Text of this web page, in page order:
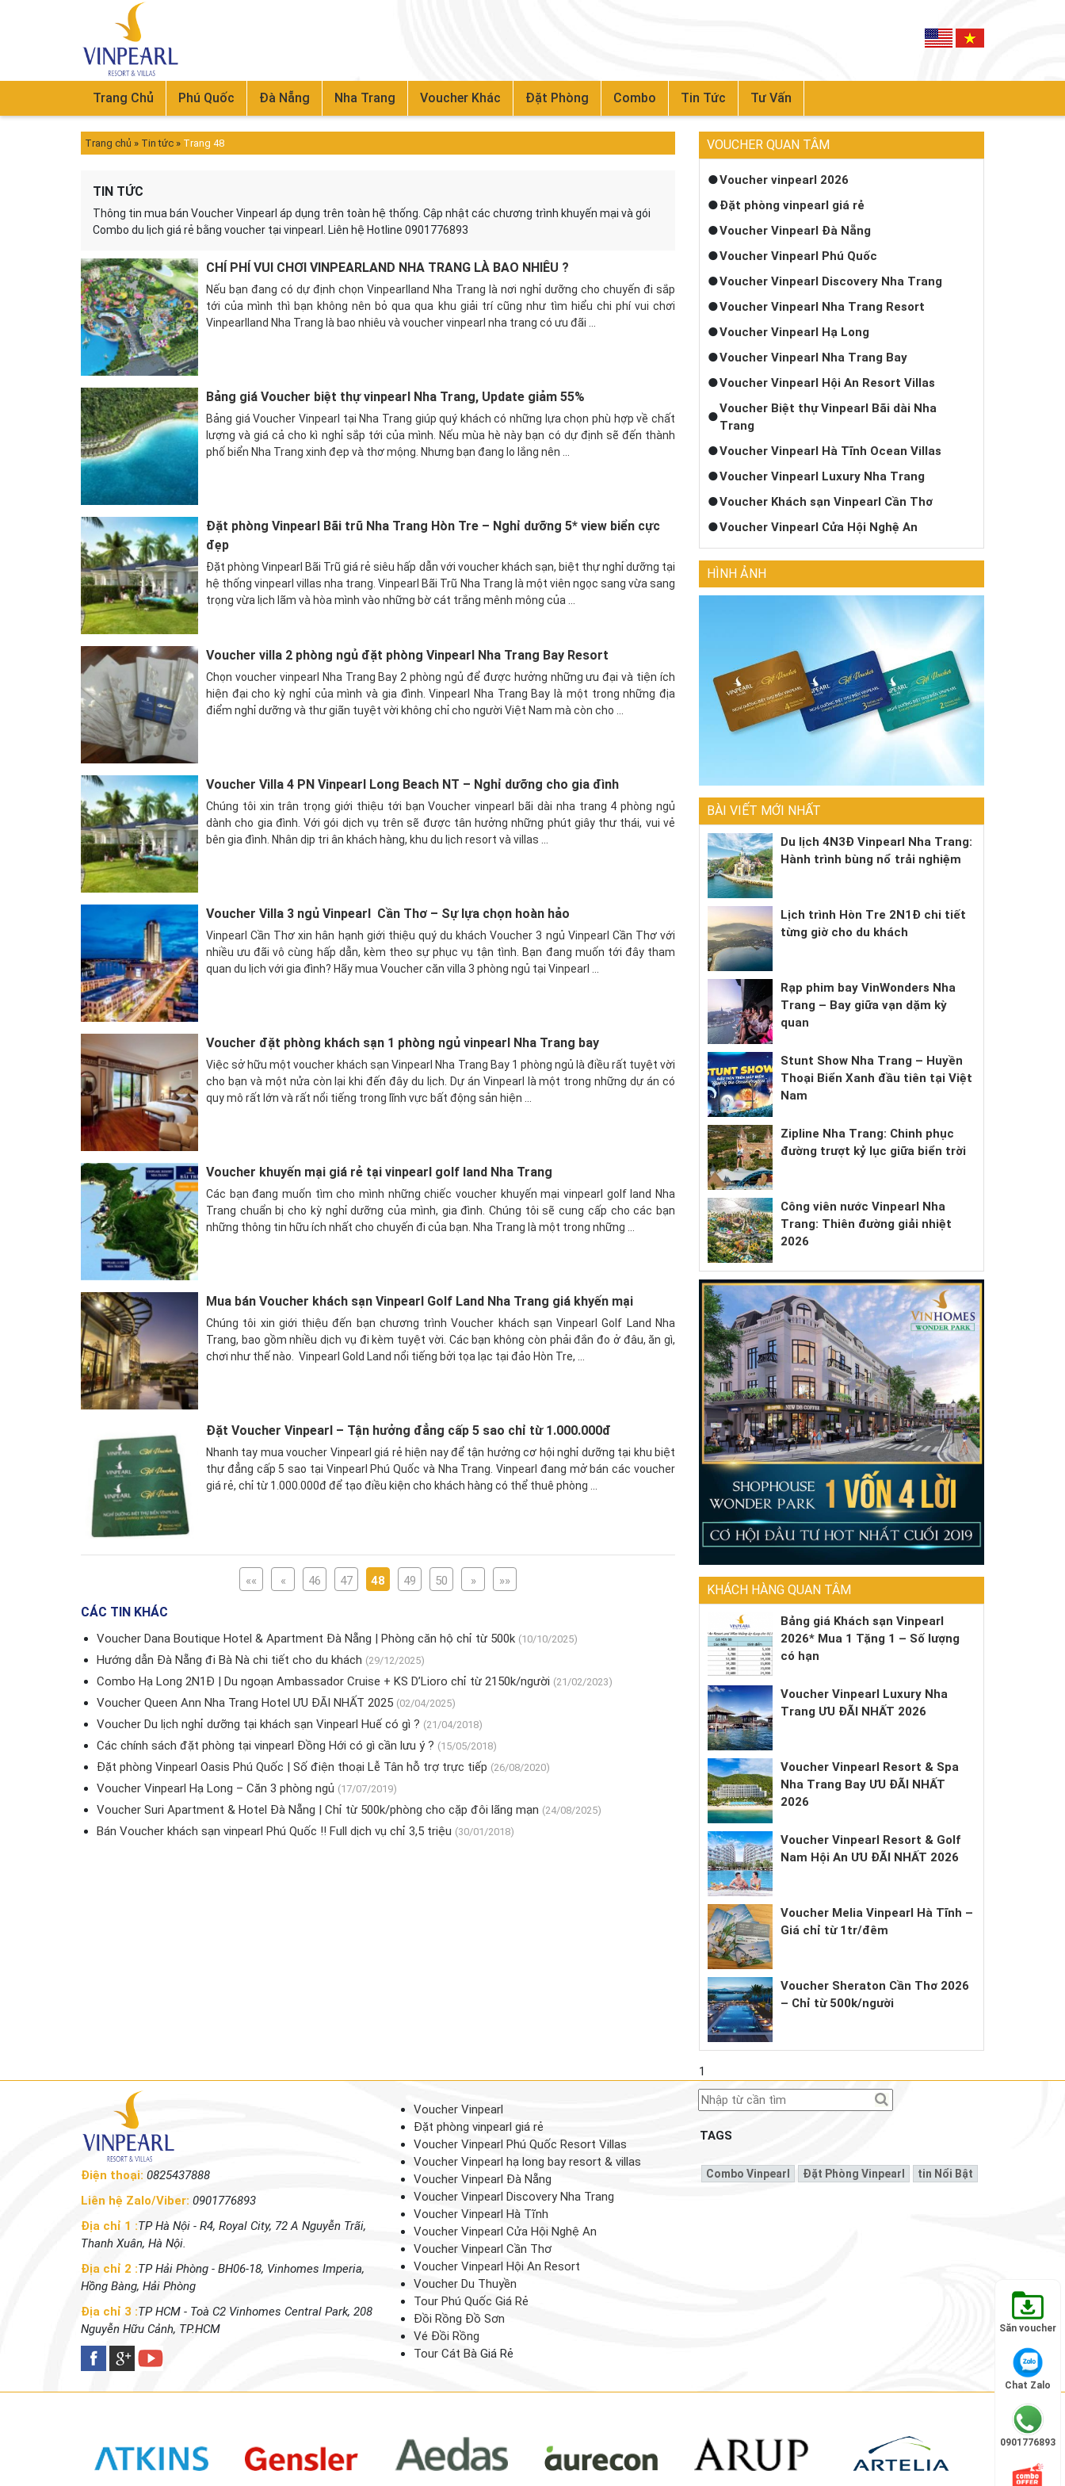
Trang Chủ Phú Quốc Đà Nẵng Nha Trang Voucher Khác Đặt Phòng Combo Tin Tức Tư Vấn
Trang chủ » Tin tức » Trang 48
TIN TỨC
Thông tin mua bán Voucher Vinpearl áp dụng trên toàn hệ thống. Cập nhật các chương trình khuyến mại và gói
Combo du lịch giá rẻ bằng voucher tại vinpearl. Liên hệ Hotline 0901776893
CHÍ PHÍ VUI CHƠI VINPEARLAND NHA TRANG LÀ BAO NHIÊU ?
Nếu bạn đang có dự định chọn Vinpearlland Nha Trang là nơi nghỉ dưỡng cho chuyến đi sắp
tới của mình thì bạn không nên bỏ qua qua khu giải trí cũng như tìm hiểu chi phí vui chơi
Vinpearlland Nha Trang là bao nhiêu và voucher vinpearl nha trang có ưu đãi ...
Bảng giá Voucher biệt thự vinpearl Nha Trang, Update giảm 55%
Bảng giá Voucher Vinpearl tại Nha Trang giúp quý khách có những lựa chọn phù hợp về chất
lượng và giá cả cho kì nghỉ sắp tới của mình. Nếu mùa hè này bạn có dự định sẽ đến thành
phố biển Nha Trang xinh đẹp và thơ mộng. Nhưng bạn đang lo lắng nên ...
Đặt phòng Vinpearl Bãi trũ Nha Trang Hòn Tre – Nghỉ dưỡng 5* view biển cực
đẹp
Đặt phòng Vinpearl Bãi Trũ giá rẻ siêu hấp dẫn với voucher khách sạn, biệt thự nghỉ dưỡng tại
hệ thống vinpearl villas nha trang. Vinpearl Bãi Trũ Nha Trang là một viên ngọc sang vừa sang
trọng vừa lịch lãm và hòa mình vào những bờ cát trắng mênh mông của ...
Voucher villa 2 phòng ngủ đặt phòng Vinpearl Nha Trang Bay Resort
Chọn voucher vinpearl Nha Trang Bay 2 phòng ngủ để được hưởng những ưu đại và tiện ích
hiện đại cho kỳ nghỉ của mình và gia đình. Vinpearl Nha Trang Bay là một trong những địa
điểm nghỉ dưỡng và thư giãn tuyệt vời không chỉ cho người Việt Nam mà còn cho ...
Voucher Villa 4 PN Vinpearl Long Beach NT – Nghỉ dưỡng cho gia đình
Chúng tôi xin trân trọng giới thiệu tới bạn Voucher vinpearl bãi dài nha trang 4 phòng ngủ
dành cho gia đình. Với gói dịch vụ trên sẽ được tân hưởng những phút giây thư thái, vui vẻ
bên gia đình. Nhân dịp tri ân khách hàng, khu du lịch resort và villas ...
Voucher Villa 3 ngủ Vinpearl Cần Thơ – Sự lựa chọn hoàn hảo
Vinpearl Cần Thơ xin hân hạnh giới thiệu quý du khách Voucher 3 ngủ Vinpearl Cần Thơ với
nhiều ưu đãi vô cùng hấp dẫn, kèm theo sự phục vụ tận tình. Bạn đang muốn tới đây tham
quan du lịch với gia đình? Hãy mua Voucher căn villa 3 phòng ngủ tại Vinpearl ...
Voucher đặt phòng khách sạn 1 phòng ngủ vinpearl Nha Trang bay
Việc sở hữu một voucher khách sạn Vinpearl Nha Trang Bay 1 phòng ngủ là điều rất tuyệt vời
cho bạn và một nửa còn lại khi đến đây du lịch. Dự án Vinpearl là một trong những dự án có
quy mô rất lớn và rất nổi tiếng trong lĩnh vực bất động sản hiện ...
Voucher khuyến mại giá rẻ tại vinpearl golf land Nha Trang
Các bạn đang muốn tìm cho mình những chiếc voucher khuyến mại vinpearl golf land Nha
Trang chuẩn bị cho kỳ nghỉ dưỡng của mình, gia đình. Chúng tôi sẽ cung cấp cho các bạn
những thông tin hữu ích nhất cho chuyến đi của bạn. Nha Trang là một trong những ...
Mua bán Voucher khách sạn Vinpearl Golf Land Nha Trang giá khyến mại
Chúng tôi xin giới thiệu đến bạn chương trình Voucher khách sạn Vinpearl Golf Land Nha
Trang, bao gồm nhiều dịch vụ đi kèm tuyệt vời. Các bạn không còn phải đắn đo ở đâu, ăn gì,
chơi như thế nào. Vinpearl Gold Land nổi tiếng bởi tọa lạc tại đảo Hòn Tre, ...
Đặt Voucher Vinpearl – Tận hưởng đẳng cấp 5 sao chỉ từ 1.000.000đ
Nhanh tay mua voucher Vinpearl giá rẻ hiện nay để tận hưởng cơ hội nghỉ dưỡng tại khu biệt
thự đẳng cấp 5 sao tại Vinpearl Phú Quốc và Nha Trang. Vinpearl đang mở bán các voucher
giá rẻ, chỉ từ 1.000.000đ để tạo điều kiện cho khách hàng có thể thuê phòng ...
«« « 46 47 48 49 50 » »»
CÁC TIN KHÁC
Voucher Dana Boutique Hotel & Apartment Đà Nẵng | Phòng căn hộ chỉ từ 500k (10/10/2025)
Hướng dẫn Đà Nẵng đi Bà Nà chi tiết cho du khách (29/12/2025)
Combo Hạ Long 2N1Đ | Du ngoạn Ambassador Cruise + KS D’Lioro chỉ từ 2150k/người (21/02/2023)
Voucher Queen Ann Nha Trang Hotel ƯU ĐÃI NHẤT 2025 (02/04/2025)
Voucher Du lịch nghỉ dưỡng tại khách sạn Vinpearl Huế có gì ? (21/04/2018)
Các chính sách đặt phòng tại vinpearl Đồng Hới có gì cần lưu ý ? (15/05/2018)
Đặt phòng Vinpearl Oasis Phú Quốc | Số điện thoại Lễ Tân hỗ trợ trực tiếp (26/08/2020)
Voucher Vinpearl Hạ Long – Căn 3 phòng ngủ (17/07/2019)
Voucher Suri Apartment & Hotel Đà Nẵng | Chỉ từ 500k/phòng cho cặp đôi lãng mạn (24/08/2025)
Bán Voucher khách sạn vinpearl Phú Quốc !! Full dịch vụ chỉ 3,5 triệu (30/01/2018)
VOUCHER QUAN TÂM
Voucher vinpearl 2026
Đặt phòng vinpearl giá rẻ
Voucher Vinpearl Đà Nẵng
Voucher Vinpearl Phú Quốc
Voucher Vinpearl Discovery Nha Trang
Voucher Vinpearl Nha Trang Resort
Voucher Vinpearl Hạ Long
Voucher Vinpearl Nha Trang Bay
Voucher Vinpearl Hội An Resort Villas
Voucher Biệt thự Vinpearl Bãi dài Nha
Trang
Voucher Vinpearl Hà Tĩnh Ocean Villas
Voucher Vinpearl Luxury Nha Trang
Voucher Khách sạn Vinpearl Cần Thơ
Voucher Vinpearl Cửa Hội Nghệ An
HÌNH ẢNH
BÀI VIẾT MỚI NHẤT
Du lịch 4N3Đ Vinpearl Nha Trang:
Hành trình bùng nổ trải nghiệm
Lịch trình Hòn Tre 2N1Đ chi tiết
từng giờ cho du khách
Rạp phim bay VinWonders Nha
Trang – Bay giữa vạn dặm kỳ
quan
Stunt Show Nha Trang – Huyền
Thoại Biển Xanh đầu tiên tại Việt
Nam
Zipline Nha Trang: Chinh phục
đường trượt kỷ lục giữa biển trời
Công viên nước Vinpearl Nha
Trang: Thiên đường giải nhiệt
2026
KHÁCH HÀNG QUAN TÂM
Bảng giá Khách sạn Vinpearl
2026* Mua 1 Tặng 1 – Số lượng
có hạn
Voucher Vinpearl Luxury Nha
Trang ƯU ĐÃI NHẤT 2026
Voucher Vinpearl Resort & Spa
Nha Trang Bay ƯU ĐÃI NHẤT
2026
Voucher Vinpearl Resort & Golf
Nam Hội An ƯU ĐÃI NHẤT 2026
Voucher Melia Vinpearl Hà Tĩnh –
Giá chỉ từ 1tr/đêm
Voucher Sheraton Cần Thơ 2026
– Chỉ từ 500k/người
1
Điện thoại: 0825437888
Liên hệ Zalo/Viber: 0901776893
Địa chỉ 1 :TP Hà Nội - R4, Royal City, 72 A Nguyễn Trãi,
Thanh Xuân, Hà Nội.
Địa chỉ 2 :TP Hải Phòng - BH06-18, Vinhomes Imperia,
Hồng Bàng, Hải Phòng
Địa chỉ 3 :TP HCM - Toà C2 Vinhomes Central Park, 208
Nguyễn Hữu Cảnh, TP.HCM
Voucher Vinpearl
Đặt phòng vinpearl giá rẻ
Voucher Vinpearl Phú Quốc Resort Villas
Voucher Vinpearl hạ long bay resort & villas
Voucher Vinpearl Đà Nẵng
Voucher Vinpearl Discovery Nha Trang
Voucher Vinpearl Hà Tĩnh
Voucher Vinpearl Cửa Hội Nghệ An
Voucher Vinpearl Cần Thơ
Voucher Vinpearl Hội An Resort
Voucher Du Thuyền
Tour Phú Quốc Giá Rẻ
Đồi Rồng Đồ Sơn
Vé Đồi Rồng
Tour Cát BàGiá Rẻ
TAGS
Combo Vinpearl Đặt Phòng Vinpearl Tin Nổi Bật
Săn voucher
Chat Zalo
0901776893